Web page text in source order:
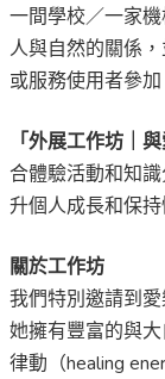
一間學校／一家
人與自然的關係
或服務使用者參
「外展工作坊｜
合體驗活動和知
升個人成長和保持
關於工作坊
我們特別邀請到愛
她擁有豐富的與
律動（healing